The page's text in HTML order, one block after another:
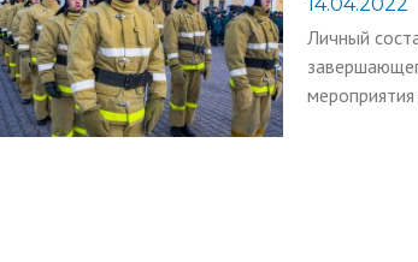
14.04.2022
Личный